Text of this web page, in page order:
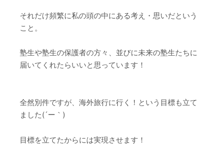
それだけ頻繁に私の頭の中にある考え・思いだという
こと。
塾生や塾生の保護者の方々、並びに未来の塾生たちに
届いてくれたらいいと思っています！
全然別件ですが、海外旅行に行く！という目標も立て
ました(´ー｀)
目標を立てたからには実現させます！